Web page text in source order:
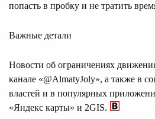
попасть в пробку и не тратить
Важные детали
Новости об ограничениях
канале «@AlmatyJoly», а также в
властей и в популярных
«Яндекс карты» и 2GIS.